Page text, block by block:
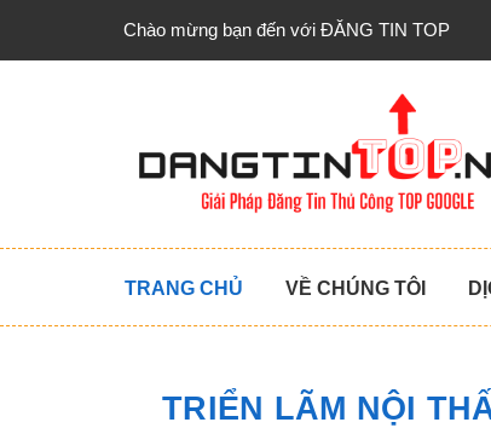
Chào mừng bạn đến với ĐĂNG TIN TOP
TRANG CHỦ VỀ CHÚNG TÔI
TRIỂN LÃM NỘI